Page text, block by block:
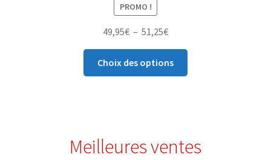
PROMO !
49,95€ – 51,25€
Choix des options
Meilleures ventes